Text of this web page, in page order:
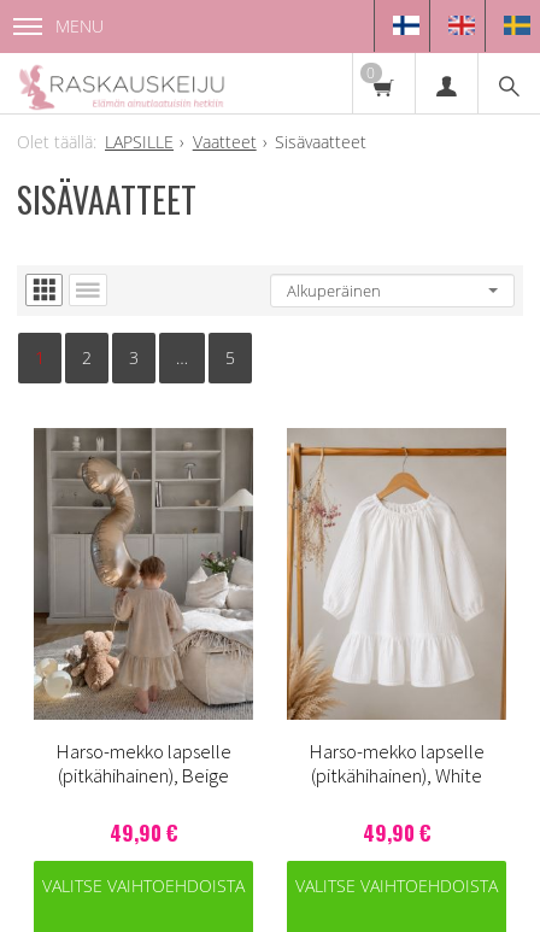
MENU
0
LAPSILLE Vaatteet Sisävaatteet
SISÄVAATTEET
1 2 3 … 5
Harso-mekko lapselle
(pitkähihainen), Beige
49,90 €
VALITSE VAIHTOEHDOISTA
Harso-mekko lapselle
(pitkähihainen), White
49,90 €
VALITSE VAIHTOEHDOISTA